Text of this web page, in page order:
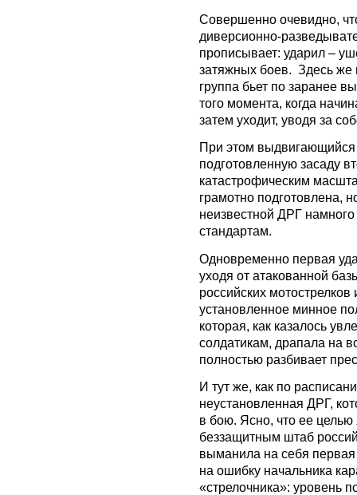
Совершенно очевидно,
диверсионно-
прописывает: ударил –
затяжных боев. Здесь же
группа бьет по заранее
того момента, когда
затем уходит, уводя за
При этом выдвигающийся
подготовленную засаду
катастрофическим
грамотно подготовлена,
неизвестной ДРГ
стандартам.
Одновременно первая
уходя от атакованной
российских
установленное минное
которая, как казалось
солдатикам, драпала на
полностью разбивает
И тут же, как по
неустановленная ДРГ,
в бою. Ясно, что ее целью
беззащитным штаб
выманила на себя
на ошибку начальника
«стрелочника»: уровень